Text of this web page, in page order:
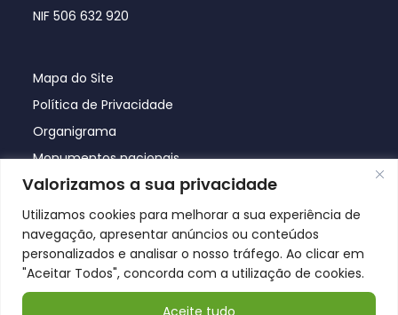
Valorizamos a sua privacidade
Utilizamos cookies para melhorar a sua experiência de
navegação, apresentar anúncios ou conteúdos
personalizados e analisar o nosso tráfego. Ao clicar em
"Aceitar Todos", concorda com a utilização de cookies.
Aceite tudo
NIF 506 632 920
Mapa do Site
Política de Privacidade
Organigrama
Monumentos nacionais